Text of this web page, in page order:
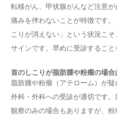
転移がん、甲状腺がんなど注意
痛みを伴わないことが特徴です
こりが消えない」という状況こ
サインです。早めに受診すること
首のしこりが脂肪腫や粉瘤の場
脂肪腫や粉瘤（アテローム）が
外科・外科への受診が適切です
観察のみの場合もありますが、